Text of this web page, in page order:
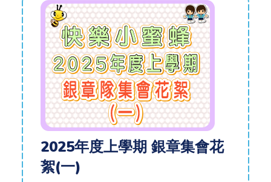
2025年度上學期 銀章集會花
絮(一)